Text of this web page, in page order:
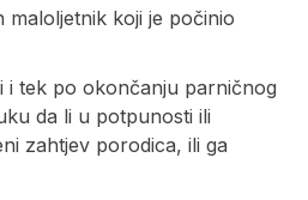
koji je počinio
i tek po okončanju parničnog
da li u potpunosti ili
zahtjev porodica, ili ga